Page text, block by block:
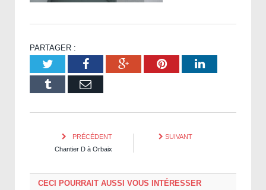
PARTAGER :
TwitterFacebookGoogle+PinterestLinkedIn
Tumblr Email
PRÉCÉDENT
Chantier D à Orbaix
SUIVANT
CECI POURRAIT AUSSI VOUS INTÉRESSER